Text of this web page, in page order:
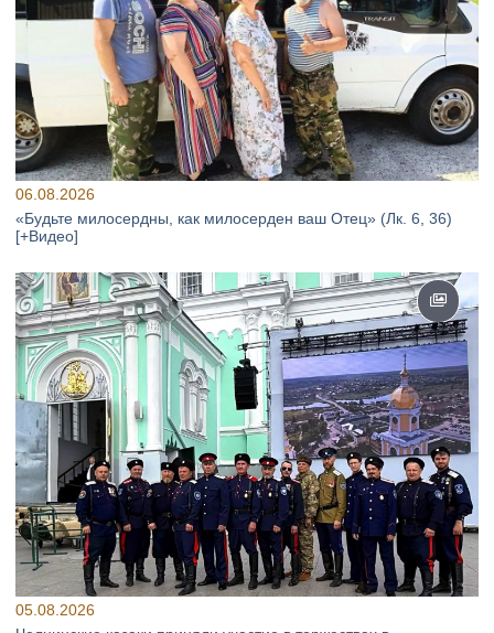
06.08.2026
«Будьте милосердны, как милосерден ваш Отец» (Лк. 6, 36)
[+Видео]
05.08.2026